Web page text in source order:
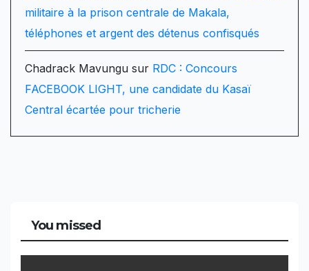
militaire à la prison centrale de Makala,
téléphones et argent des détenus confisqués
Chadrack Mavungu sur RDC : Concours
FACEBOOK LIGHT, une candidate du Kasaï
Central écartée pour tricherie
You missed